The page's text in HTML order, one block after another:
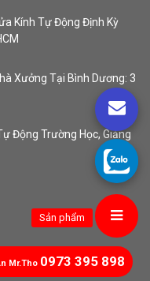
Kính Tự Động Định Kỳ
Xưởng Tại Bình Dương: 3
Động Trường Học, Giảng
Mr.Tho 0973 395 898
Sản phẩm